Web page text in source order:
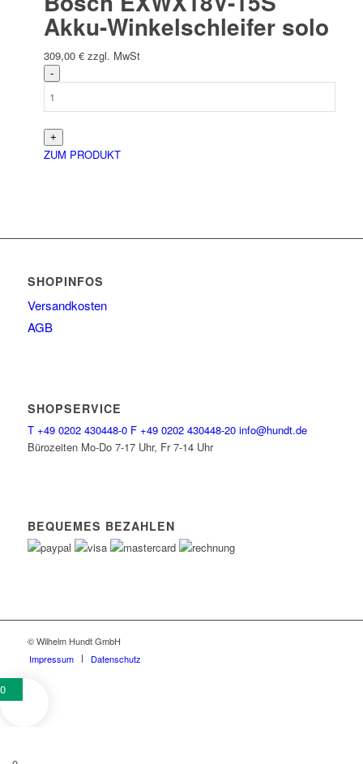
Akku-Winkelschleifer solo
309,00 € zzgl. MwSt
ZUM PRODUKT
SHOPINFOS
Versandkosten
AGB
SHOPSERVICE
T +49 0202 430448-0 F +49 0202 430448-20 info@hundt.de
Bürozeiten Mo-Do 7-17 Uhr, Fr 7-14 Uhr
BEQUEMES BEZAHLEN
© Wilhelm Hundt GmbH
Impressum
Datenschutz
0